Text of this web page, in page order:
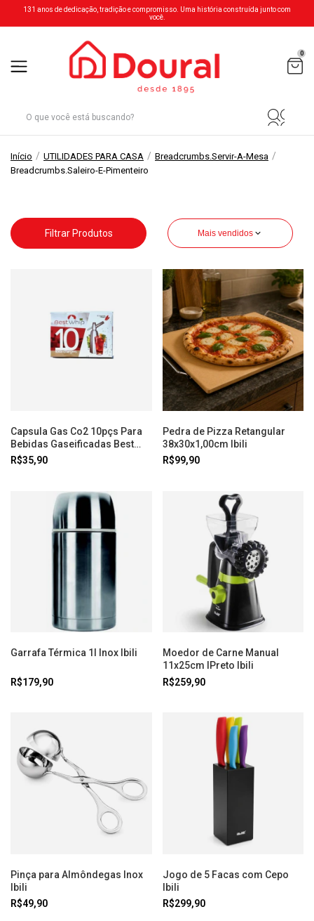
131 anos de dedicação, tradição e compromisso. Uma história construída junto com
você.
0
Início / UTILIDADES PARA CASA / Breadcrumbs.servir-A-Mesa /
Breadcrumbs.saleiro-E-Pimenteiro
Filtrar Produtos Mais vendidos
Capsula Gas Co2 10pçs Para
Bebidas Gaseificadas Best
Whip
R$35,90
Pedra de Pizza Retangular
38x30x1,00cm Ibili
R$99,90
Garrafa Térmica 1l Inox Ibili
R$179,90
Moedor de Carne Manual
11x25cm IPreto Ibili
R$259,90
Pinça para Almôndegas Inox
Ibili
R$49,90
Jogo de 5 Facas com Cepo
Ibili
R$299,90